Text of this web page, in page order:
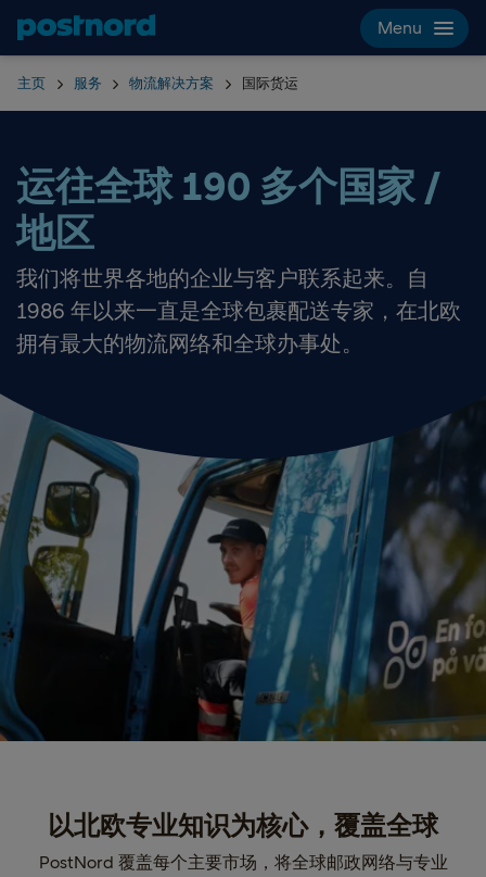
Hoppa över navigering och sök
Menu
主页 服务 物流解决方案 国际货运
运往全球 190 多个国家 /
地区
我们将世界各地的企业与客户联系起来。自
1986 年以来一直是全球包裹配送专家，在北欧
拥有最大的物流网络和全球办事处。
以北欧专业知识为核心，覆盖全球
PostNord 覆盖每个主要市场，将全球邮政网络与专业